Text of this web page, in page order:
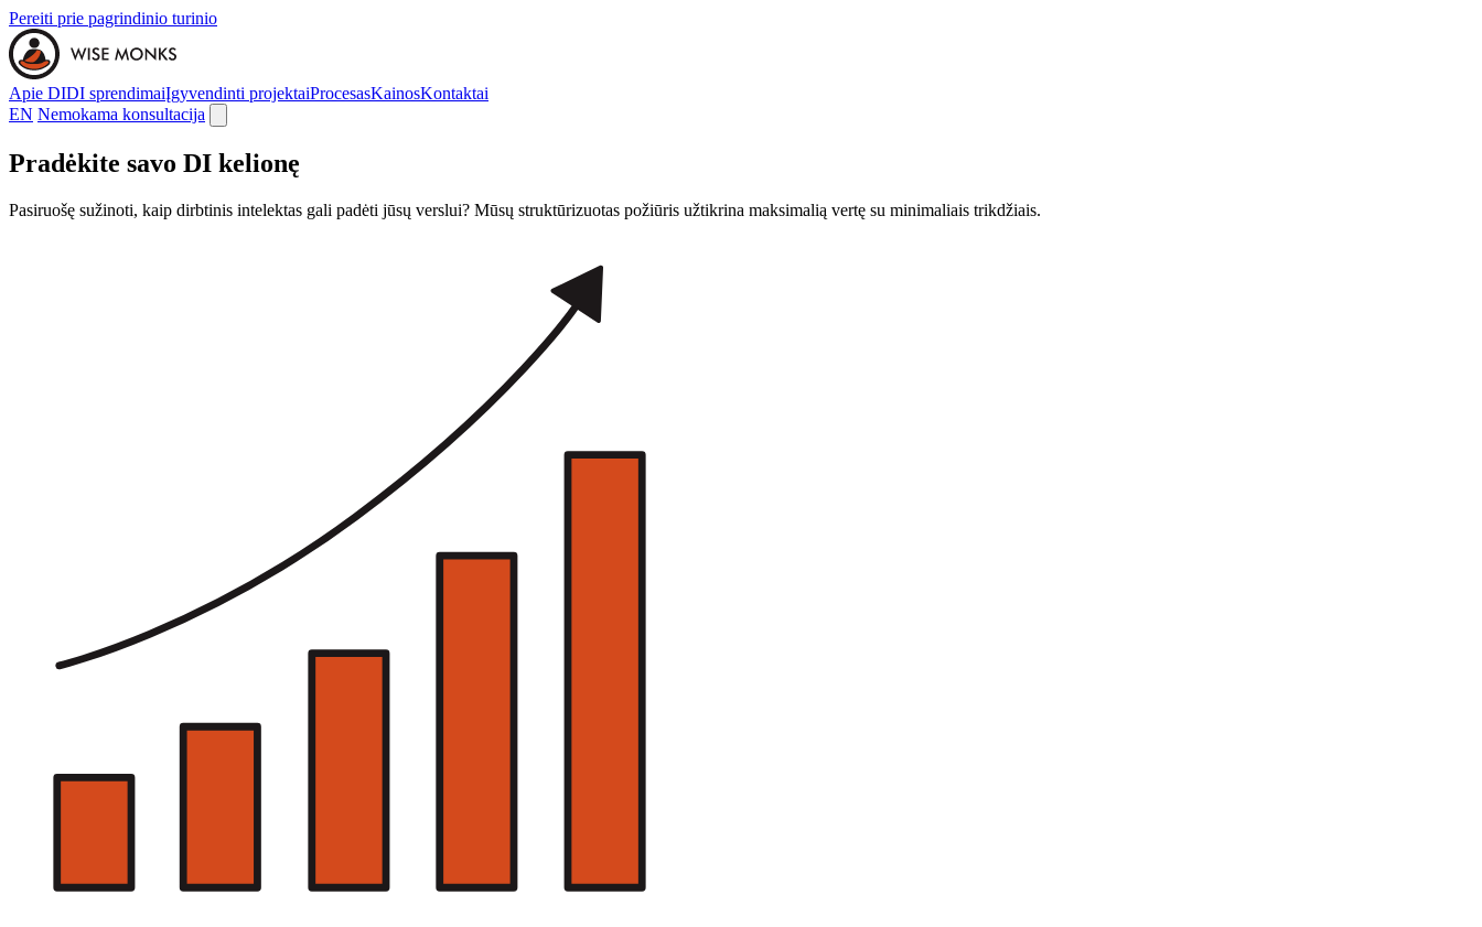
Pereiti prie pagrindinio turinio
Apie DIDI sprendimaiĮgyvendinti projektaiProcesasKainosKontaktai
EN Nemokama konsultacija
Pradėkite savo DI kelionę
Pasiruošę sužinoti, kaip dirbtinis intelektas gali padėti jūsų verslui? Mūsų struktūrizuotas požiūris užtikrina maksimalią vertę su minimaliais trikdžiais.